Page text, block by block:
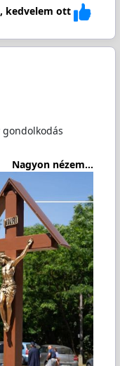
kedvelem ott
gondolkodás
Nagyon nézem...